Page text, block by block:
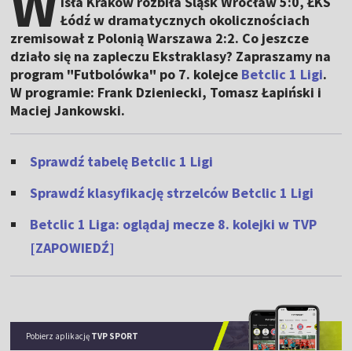
Łódź w dramatycznych okolicznościach
zremisował z Polonią Warszawa 2:2. Co jeszcze
działo się na zapleczu Ekstraklasy? Zapraszamy na
program "Futbolówka" po 7. kolejce Betclic 1 Ligi.
W programie: Frank Dzieniecki, Tomasz Łapiński i
Maciej Jankowski.
Sprawdź tabelę Betclic 1 Ligi
Sprawdź klasyfikację strzelców Betclic 1 Ligi
Betclic 1 Liga: oglądaj mecze 8. kolejki w TVP
[ZAPOWIEDŹ]
Pobierz aplikację TVP SPORT